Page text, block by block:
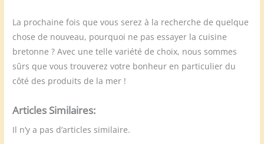
La prochaine fois que vous serez à la recherche de quelque
chose de nouveau, pourquoi ne pas essayer la cuisine
bretonne ? Avec une telle variété de choix, nous sommes
sûrs que vous trouverez votre bonheur en particulier du
côté des produits de la mer !
Articles Similaires:
Il n’y a pas d’articles similaire.